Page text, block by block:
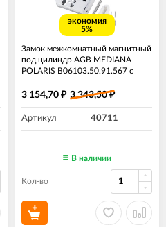
экономия
5%
Замок межкомнатный магнитный
под цилиндр AGB MEDIANA
POLARIS B06103.50.91.567 с
белый
3 154,70 ₽ 3 343,50₽
Артикул 40711
В наличии
Кол-во